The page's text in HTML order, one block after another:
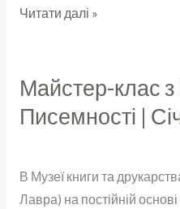
Читати далі »
Майстер-клас з
Писемності |
В Музеї книги та
Лавра) на постійній
Майстер-
клас
з
Писемності
|